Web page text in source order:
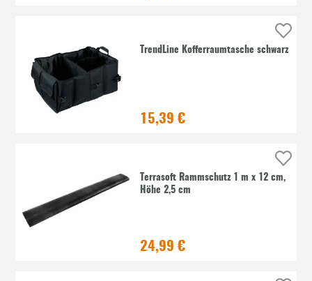
TrendLine Kofferraumtasche schwarz
15,39 €
Terrasoft Rammschutz 1 m x 12 cm,
Höhe 2,5 cm
24,99 €